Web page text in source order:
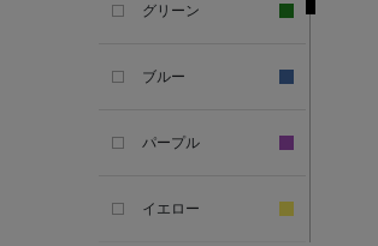
SANDAL
ANDERSONS
グリーン
ブルー
パープル
イエロー